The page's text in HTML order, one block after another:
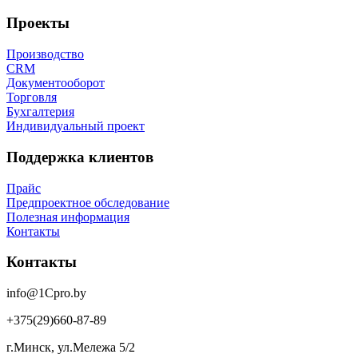
Проекты
Производство
CRM
Документооборот
Торговля
Бухгалтерия
Индивидуальный проект
Поддержка клиентов
Прайс
Предпроектное обследование
Полезная информация
Контакты
Контакты
info@1Cpro.by
+375(29)660-87-89
г.Минск, ул.Мележа 5/2